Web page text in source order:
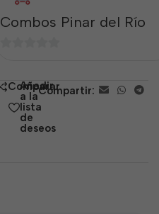
Combos Pinar del Río
5 Comparar
Añadir
a la
lista
de
deseos
Compartir: